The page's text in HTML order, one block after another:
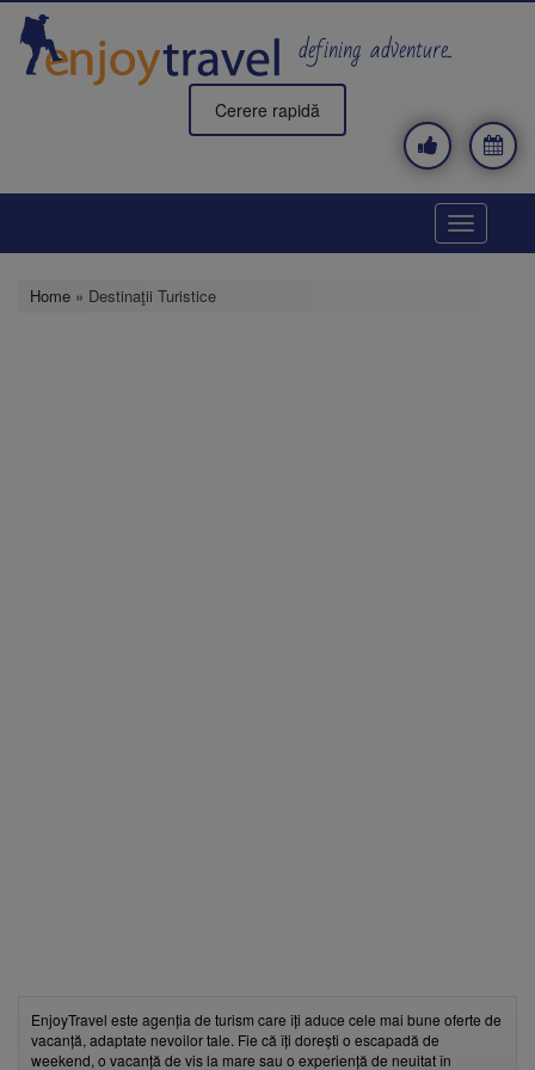
Skip
main
defining adventure..
Cerere rapidă
Toggle
Home » Destinaţii Turistice
EnjoyTravel este agenția de turism care îți aduce cele mai bune oferte de
vacanță, adaptate nevoilor tale. Fie că îți dorești o escapadă de
weekend, o vacanță de vis la mare sau o experiență de neuitat în